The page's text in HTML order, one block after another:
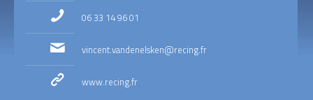
06 33 14 96 01
vincent.vandenelsken@recing.fr
www.recing.fr